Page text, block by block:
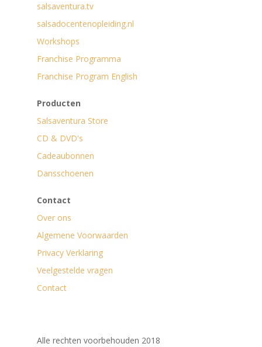
salsaventura.tv
salsadocentenopleiding.nl
Workshops
Franchise Programma
Franchise Program English
Producten
Salsaventura Store
CD & DVD's
Cadeaubonnen
Dansschoenen
Contact
Over ons
Algemene Voorwaarden
Privacy Verklaring
Veelgestelde vragen
Contact
Alle rechten voorbehouden 2018